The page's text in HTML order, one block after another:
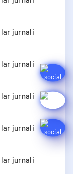
jurnali
jurnali
jurnali
jurnali
jurnali